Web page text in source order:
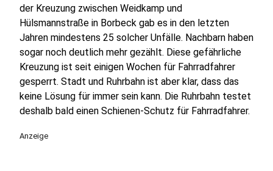
der Kreuzung zwischen Weidkamp und
Hülsmannstraße in Borbeck gab es in den letzten
Jahren mindestens 25 solcher Unfälle. Nachbarn haben
sogar noch deutlich mehr gezählt. Diese gefährliche
Kreuzung ist seit einigen Wochen für Fahrradfahrer
gesperrt. Stadt und Ruhrbahn ist aber klar, dass das
keine Lösung für immer sein kann. Die Ruhrbahn testet
deshalb bald einen Schienen-Schutz für Fahrradfahrer.
Anzeige